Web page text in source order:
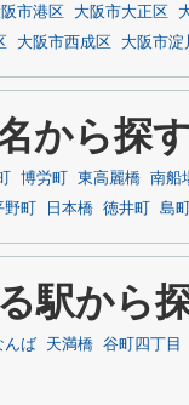
市港区 大阪市大正区
大阪市西成区 大阪市淀
から探
博労町 東高麗橋 南船
町 日本橋 徳井町 島
駅から
んば 天満橋 谷町四丁目